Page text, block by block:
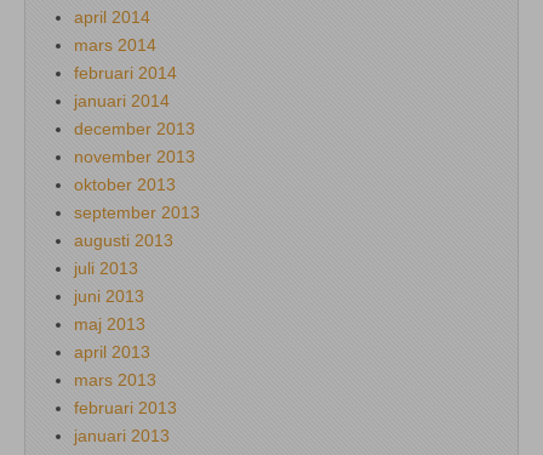
april 2014
mars 2014
februari 2014
januari 2014
december 2013
november 2013
oktober 2013
september 2013
augusti 2013
juli 2013
juni 2013
maj 2013
april 2013
mars 2013
februari 2013
januari 2013